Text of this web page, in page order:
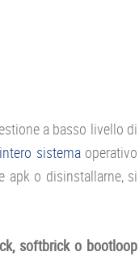
a basso livello di
sistemaoperativo
apk o disinstallarne, si
softbrick o bootloop